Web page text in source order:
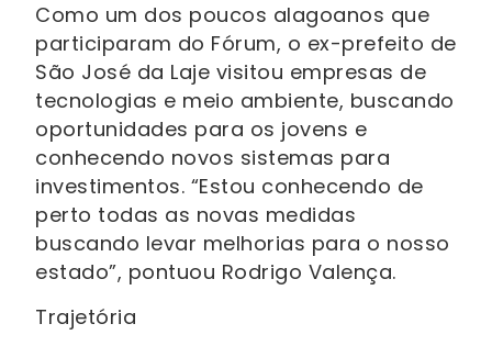
Como um dos poucos alagoanos que
participaram do Fórum, o ex-prefeito de
São José da Laje visitou empresas de
tecnologias e meio ambiente, buscando
oportunidades para os jovens e
conhecendo novos sistemas para
investimentos. “Estou conhecendo de
perto todas as novas medidas
buscando levar melhorias para o nosso
estado”, pontuou Rodrigo Valença.
Trajetória